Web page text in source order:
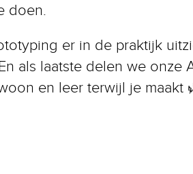
doen.
er in de praktijk
als laatste delen we onze
en leer terwijl je maakt